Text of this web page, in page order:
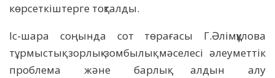
көрсеткіштерге тоқталды.
Іс-шара соңында сот төрағасы Г.Әлімқұлова
тұрмыстық зорлық-зомбылық мәселесі әлеуметтік
проблема және барлық алдын алу